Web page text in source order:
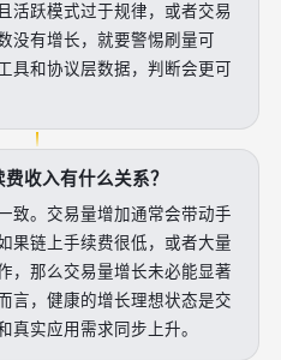
活跃模式过于规律，或者交易
没有增长，就要警惕刷量可
具和协议层数据，判断会更可
收入有什么关系？
致。交易量增加通常会带动手
果链上手续费很低，或者大量
，那么交易量增长未必能显著
言，健康的增长理想状态是交
真实应用需求同步上升。